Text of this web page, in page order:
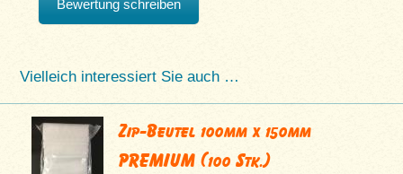
Bewertung schreiben
Vielleich interessiert Sie auch …
Zip-Beutel 100mm x 150mm
PREMIUM (100 Stk.)